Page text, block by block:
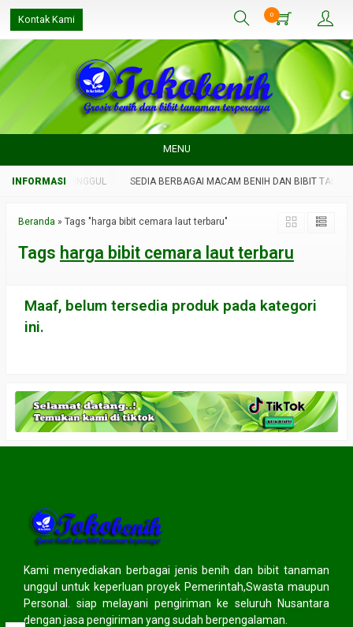
Kontak Kami 0
MENU
TANAMAN UNGGUL SEDIA BERBAGAI MACAM BENIH DAN BIBIT
Beranda » Tags "harga bibit cemara laut terbaru"
Tags harga bibit cemara laut terbaru
Maaf, belum tersedia produk pada kategori
ini.
Kami menyediakan berbagai jenis benih dan bibit tanaman
unggul untuk keperluan proyek Pemerintah,Swasta maupun
Personal. siap melayani pengiriman ke seluruh Nusantara
dengan jasa pengiriman yang sudah berpengalaman.